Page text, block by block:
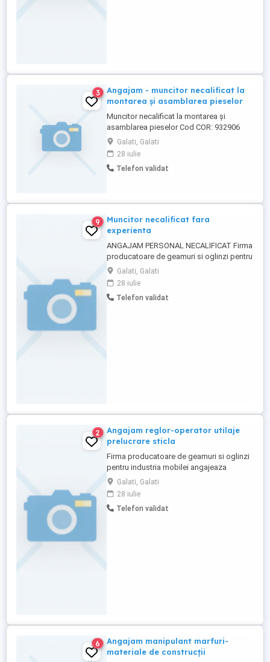
3
Angajam - muncitor necalificat la
montarea și asamblarea pieselor
Muncitor necalificat la montarea și
asamblarea pieselor Cod COR: 932906
Mobilissimo Design S.R.L. angajează 2
persoane pentru postul de muncitor
necalificat la montarea și asamblarea
pieselor. Cerințe: Seriozitate și
Galati, Galati
28 iulie
Telefon validat
9
Muncitor necalificat fara
experienta
ANGAJAM PERSONAL NECALIFICAT Firma
producatoare de geamuri si oglinzi pentru
industria mobilei angajeaza personal
necalificat pentru productie. Nu este
necesara experienta. Oferim instruire la
locul de munca, contract de munca,
Galati, Galati
28 iulie
Telefon validat
2
Angajam reglor-operator utilaje
prelucrare sticla
Firma producatoare de geamuri si oglinzi
pentru industria mobilei angajeaza
operatori pentru utilaje automate de
prelucrare a sticlei (taiere, slefuire,
fazetare, gaurire, sablare, spalare).
Cautam persoane capabile sa opereze, sa
Galati, Galati
28 iulie
Telefon validat
6
Angajam manipulant marfuri-
materiale de construcții